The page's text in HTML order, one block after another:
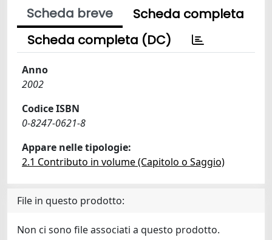
Scheda breve
Scheda completa
Scheda completa (DC)
Anno
2002
Codice ISBN
0-8247-0621-8
Appare nelle tipologie:
2.1 Contributo in volume (Capitolo o Saggio)
File in questo prodotto:
Non ci sono file associati a questo prodotto.